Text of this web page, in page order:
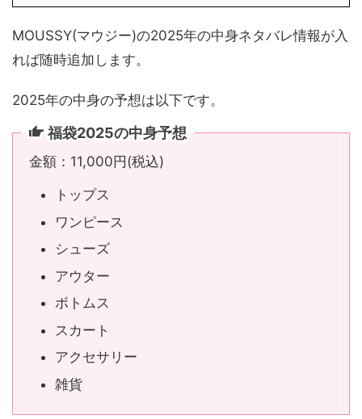
MOUSSY(マウジー)の2025年の中身ネタバレ情報が入
れば随時追加します。
2025年の中身の予想は以下です。
福袋2025の中身予想
金額：11,000円(税込)
トップス
ワンピース
シューズ
アウター
ボトムス
スカート
アクセサリー
雑貨